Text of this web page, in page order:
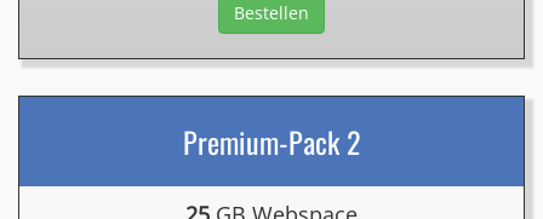
Bestellen
Premium-Pack 2